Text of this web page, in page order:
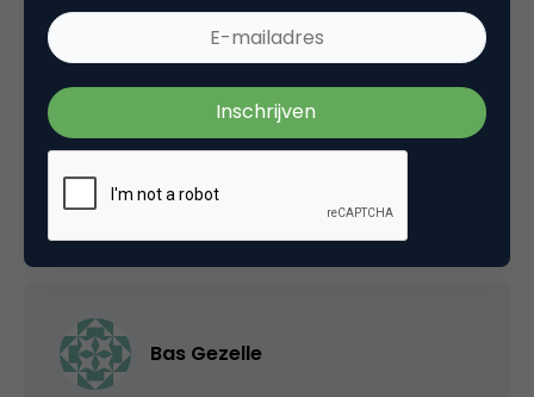
… en nog meer mogelijke vragen.
Als er volgend jaar een uitgebreider onderzoek
wordt gedaan, wil ik daar wel aan meebetalen.
30 maart 2007 om 08:53
Bas Gezelle